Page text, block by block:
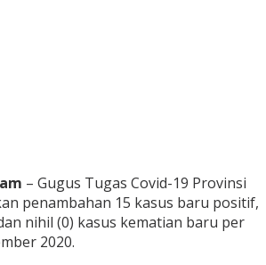
– Gugus Tugas Covid-19 Provinsi
penambahan 15 kasus baru positif,
nihil (0) kasus kematian baru per
2020.